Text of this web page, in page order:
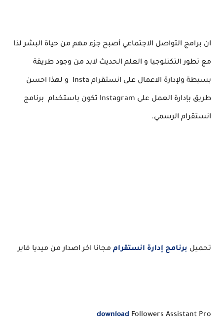
ان برامج التواصل الاجتماعي أصبح جزء مهم من حياة البشر لذا
مع تطور التكنلوجيا و العلم الحديث لابد من وجود طريقة
بسيطة ولإدارة الاعمال على انستقرام Insta و لهذا احسن
طريق بإدارة العمل على Instagram تكون باستخدام برنامج
انستقرام الرسمي.
تحميل برنامج إدارة انستقرام مجانا اخر اصدار من ميديا فاير
download Followers Assistant Pro